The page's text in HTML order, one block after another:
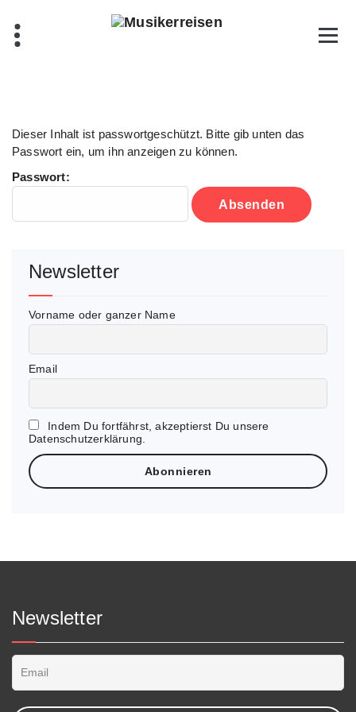
content
Dieser Inhalt ist passwortgeschützt. Bitte gib unten das
Passwort ein, um ihn anzeigen zu können.
Passwort:
Newsletter
Vorname oder ganzer Name
Email
Indem Du fortfährst, akzeptierst Du unsere
Datenschutzerklärung.
Newsletter